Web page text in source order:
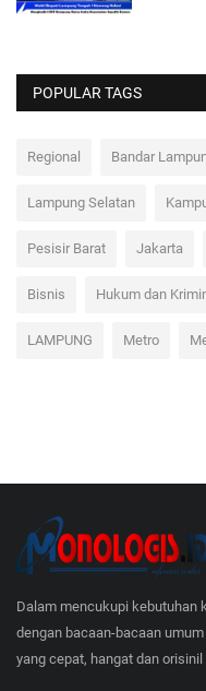
POPULAR TAGS
Regional Bandar
Lampung Selatan
Pesisir Barat Jakarta
Bisnis Hukum dan
LAMPUNG Metro
Dalam mencukupi kebutuhan
dengan bacaan-bacaan
yang cepat, hangat dan orisinil